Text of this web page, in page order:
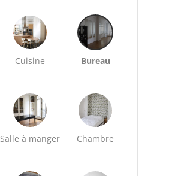
Cuisine Bureau
Salle à manger Chambre